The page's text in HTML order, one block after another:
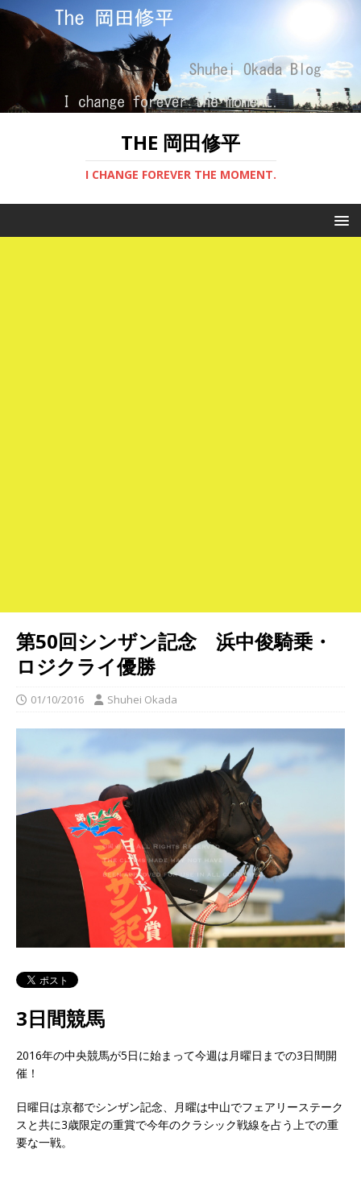
THE 岡田修平
I CHANGE FOREVER THE MOMENT.
第50回シンザン記念 浜中俊騎乗・
ロジクライ優勝
01/10/2016 Shuhei Okada
3日間競馬
2016年の中央競馬が5日に始まって今週は月曜日までの3日間開
催！
日曜日は京都でシンザン記念、月曜は中山でフェアリーステーク
スと共に3歳限定の重賞で今年のクラシック戦線を占う上での重
要な一戦。